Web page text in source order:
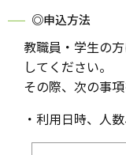
◎申込方法
教職員・学生の
してください。
その際、次の事項
・利用日時、人